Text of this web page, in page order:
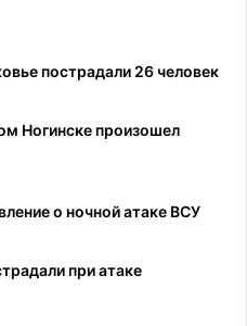
пострадали 26 человек
Ногинске произошел
о ночной атаке ВСУ
при атаке